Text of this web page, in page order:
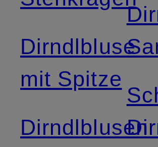
Dirndlbluse
mit Spitze
Dirndlblusen